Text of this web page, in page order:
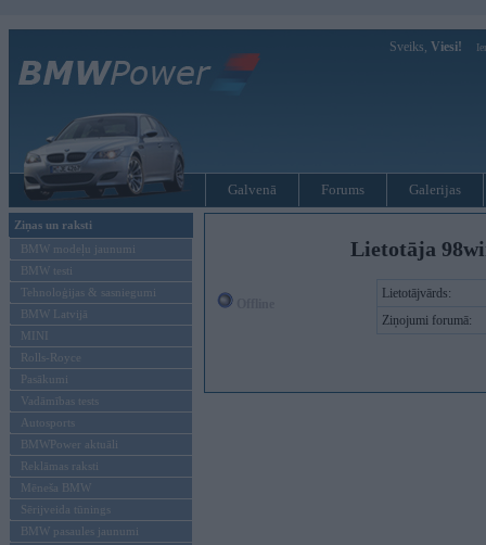
Sveiks, Viesi!
Galvenā Forums Galerijas
Ziņas un raksti
BMW modeļu jaunumi
BMW testi
Tehnoloģijas & sasniegumi
BMW Latvijā
MINI
Rolls-Royce
Pasākumi
Vadāmības tests
Autosports
BMWPower aktuāli
Reklāmas raksti
Mēneša BMW
Sērijveida tūnings
BMW pasaules jaunumi
Lietotāja
Lietotājvārds:
Ziņojumi forumā: